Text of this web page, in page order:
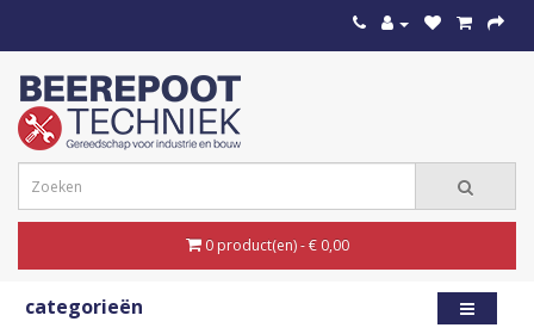
0 product(en) - € 0,00
categorieën